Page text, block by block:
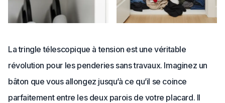
La tringle télescopique à tension est une véritable
révolution pour les penderies sans travaux. Imaginez un
bâton que vous allongez jusqu’à ce qu’il se coince
parfaitement entre les deux parois de votre placard. Il